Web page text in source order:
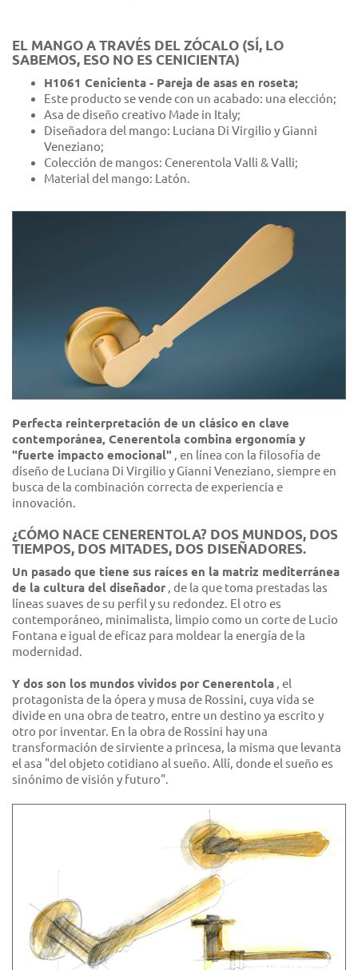
EL MANGO A TRAVÉS DEL ZÓCALO (SÍ, LO
SABEMOS, ESO NO ES CENICIENTA)
H1061 Cenicienta - Pareja de asas en roseta;
Este producto se vende con un acabado: una elección;
Asa de diseño creativo Made in Italy;
Diseñadora del mango: Luciana Di Virgilio y Gianni
Veneziano;
Colección de mangos: Cenerentola Valli & Valli;
Material del mango: Latón.
Perfecta reinterpretación de un clásico en clave
contemporánea, Cenerentola combina ergonomía y
"fuerte impacto emocional" , en línea con la filosofía de
diseño de Luciana Di Virgilio y Gianni Veneziano, siempre en
busca de la combinación correcta de experiencia e
innovación.
¿CÓMO NACE CENERENTOLA? DOS MUNDOS, DOS
TIEMPOS, DOS MITADES, DOS DISEÑADORES.
Un pasado que tiene sus raíces en la matriz mediterránea
de la cultura del diseñador , de la que toma prestadas las
líneas suaves de su perfil y su redondez. El otro es
contemporáneo, minimalista, limpio como un corte de Lucio
Fontana e igual de eficaz para moldear la energía de la
modernidad.
Y dos son los mundos vividos por Cenerentola , el
protagonista de la ópera y musa de Rossini, cuya vida se
divide en una obra de teatro, entre un destino ya escrito y
otro por inventar. En la obra de Rossini hay una
transformación de sirviente a princesa, la misma que levanta
el asa "del objeto cotidiano al sueño. Allí, donde el sueño es
sinónimo de visión y futuro".